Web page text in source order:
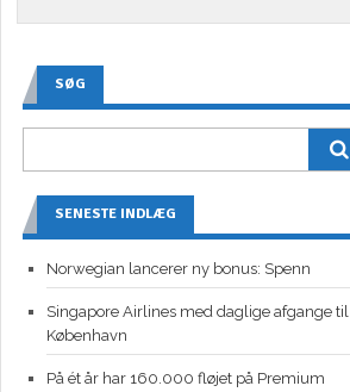
SØG
SENESTE INDLÆG
Norwegian lancerer ny bonus: Spenn
Singapore Airlines med daglige afgange til
København
På ét år har 160.000 fløjet på Premium